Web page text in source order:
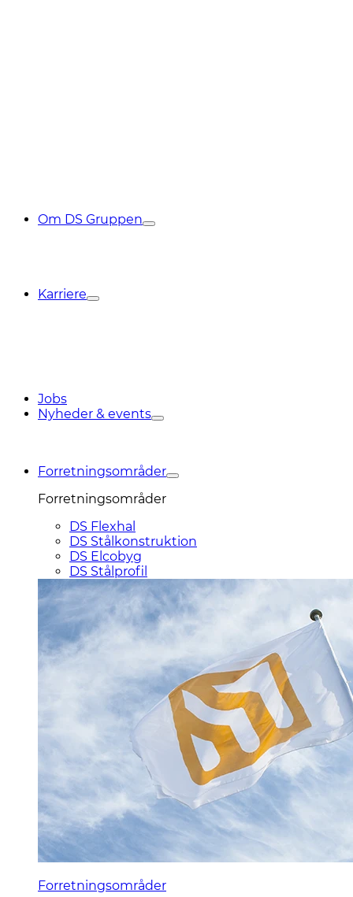
Om DS Gruppen
Karriere
Jobs
Nyheder & events
Forretningsområder
Forretningsområder
DS Flexhal
DS Stålkonstruktion
DS Elcobyg
DS Stålprofil
Forretningsområder